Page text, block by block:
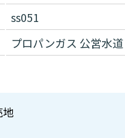
ss051
プロパンガス 公営水道
地